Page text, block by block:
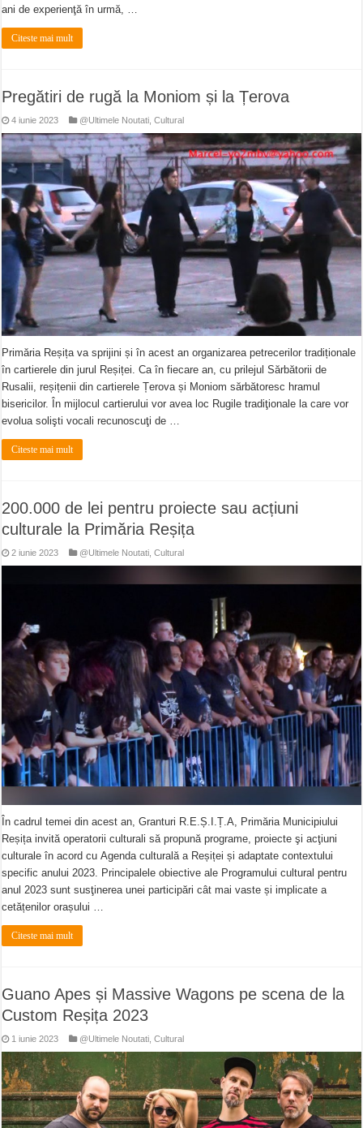
ani de experienţă în urmă, …
Citeste mai mult
Pregătiri de rugă la Moniom și la Țerova
4 iunie 2023 @Ultimele Noutati ,Cultural
Primăria Reșița va sprijini și în acest an organizarea petrecerilor tradiționale
în cartierele din jurul Reșiței. Ca în fiecare an, cu prilejul Sărbătorii de
Rusalii, reșițenii din cartierele Țerova și Moniom sărbătoresc hramul
bisericilor. În mijlocul cartierului vor avea loc Rugile tradiţionale la care vor
evolua solişti vocali recunoscuţi de …
Citeste mai mult
200.000 de lei pentru proiecte sau acțiuni
culturale la Primăria Reșița
2 iunie 2023 @Ultimele Noutati ,Cultural
În cadrul temei din acest an, Granturi R.E.Ș.I.Ț.A, Primăria Municipiului
Reșița invită operatorii culturali să propună programe, proiecte şi acţiuni
culturale în acord cu Agenda culturală a Reșiței și adaptate contextului
specific anului 2023. Principalele obiective ale Programului cultural pentru
anul 2023 sunt susţinerea unei participări cât mai vaste și implicate a
cetățenilor orașului …
Citeste mai mult
Guano Apes și Massive Wagons pe scena de la
Custom Reșița 2023
1 iunie 2023 @Ultimele Noutati ,Cultural